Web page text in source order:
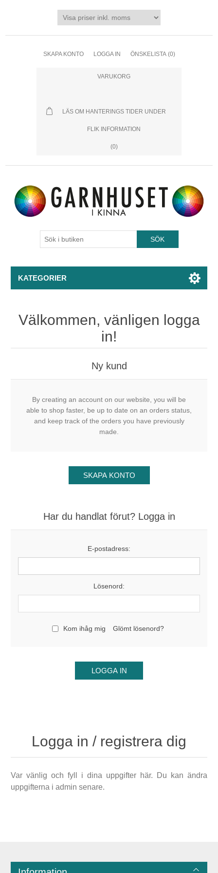
SKAPA KONTO LOGGA IN ÖNSKELISTA (0)
VARUKORG
LÄS OM HANTERINGS TIDER UNDER
FLIK INFORMATION
(0)
KATEGORIER
Välkommen, vänligen logga
in!
Ny kund
By creating an account on our website, you will be
able to shop faster, be up to date on an orders status,
and keep track of the orders you have previously
made.
Har du handlat förut? Logga in
E-postadress:
Lösenord:
Kom ihåg mig Glömt lösenord?
Logga in / registrera dig
Var vänlig och fyll i dina uppgifter här. Du kan ändra
uppgifterna i admin senare.